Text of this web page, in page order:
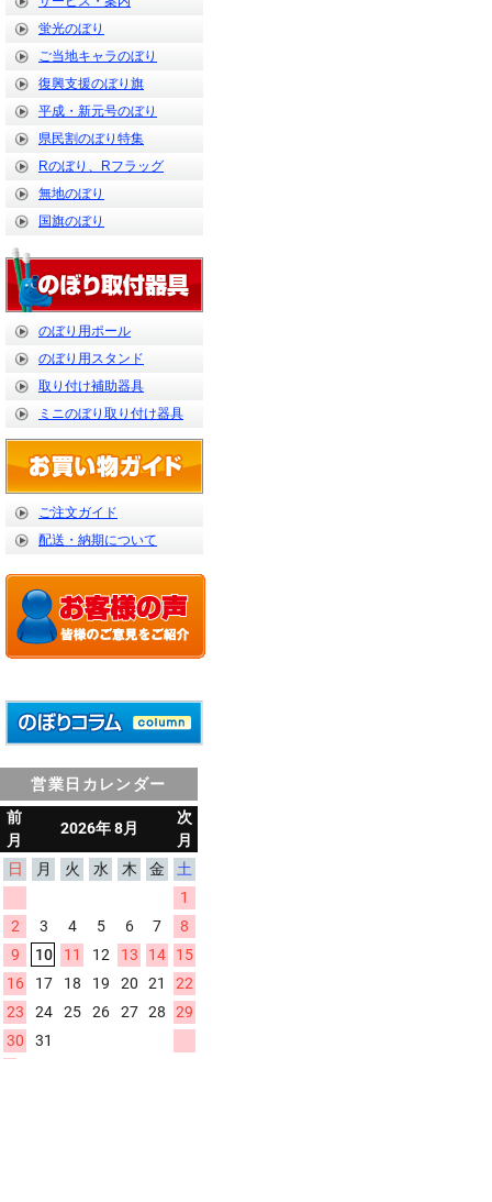
蛍光のぼり
ご当地キャラのぼり
復興支援のぼり旗
平成・新元号のぼり
県民割のぼり特集
Rのぼり、Rフラッグ
無地のぼり
国旗のぼり
のぼり用ポール
のぼり用スタンド
取り付け補助器具
ミニのぼり取り付け器具
ご注文ガイド
配送・納期について
営業日カレンダー